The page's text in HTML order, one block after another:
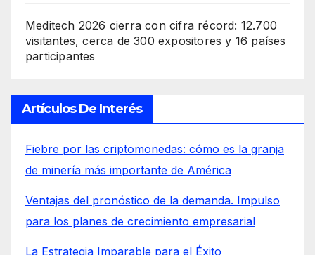
Meditech 2026 cierra con cifra récord: 12.700
visitantes, cerca de 300 expositores y 16 países
participantes
Artículos De Interés
Fiebre por las criptomonedas: cómo es la granja
de minería más importante de América
Ventajas del pronóstico de la demanda. Impulso
para los planes de crecimiento empresarial
La Estrategia Imparable para el Éxito